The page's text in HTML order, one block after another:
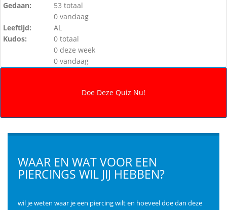
Gedaan:
53 totaal
0 vandaag
Leeftijd:
AL
Kudos:
0 totaal
0 deze week
0 vandaag
WAAR EN WAT VOOR EEN
PIERCINGS WIL JIJ HEBBEN?
wil je weten waar je een piercing wilt en hoeveel doe dan deze